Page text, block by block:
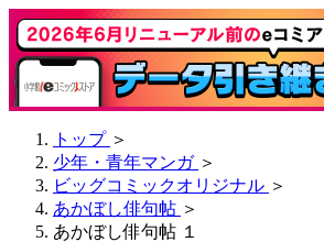
トップ ＞
少年・青年マンガ ＞
ビッグコミックオリジナル ＞
あかぼし俳句帖 ＞
あかぼし俳句帖 １